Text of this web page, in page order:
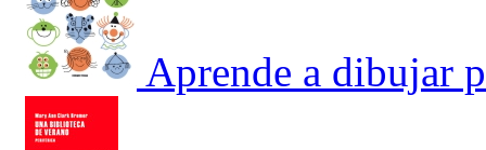
Aprende a dibujar